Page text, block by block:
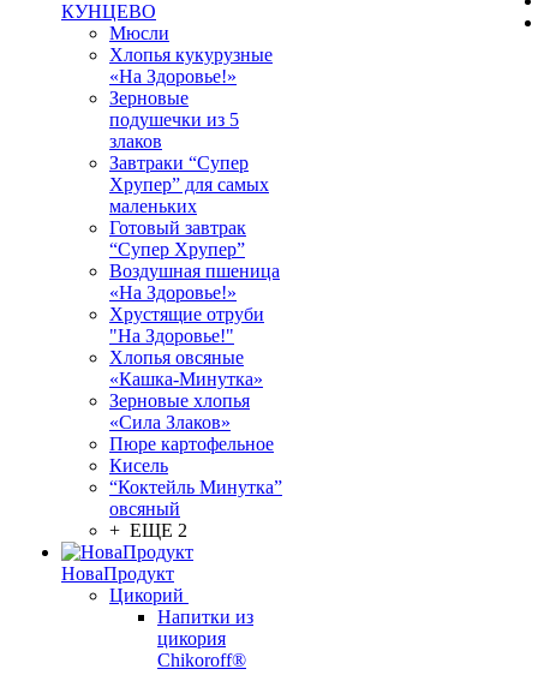
КУНЦЕВО
Мюсли
Хлопья кукурузные
«На Здоровье!»
Зерновые
подушечки из 5
злаков
Завтраки “Супер
Хрупер” для самых
маленьких
Готовый завтрак
“Супер Хрупер”
Воздушная пшеница
«На Здоровье!»
Хрустящие отруби
"На Здоровье!"
Хлопья овсяные
«Кашка-Минутка»
Зерновые хлопья
«Сила Злаков»
Пюре картофельное
Кисель
“Коктейль Минутка”
овсяный
+ ЕЩЕ 2
НоваПродукт
Цикорий
Напитки из
цикория
Chikoroff®